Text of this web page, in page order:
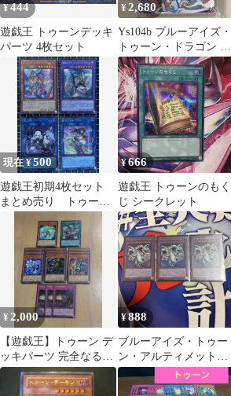
¥444
遊戯王 トゥーンデッキ
パーツ 4枚セット
¥2,680
Ys104b ブルーアイズ・
トゥーン・ドラゴン 60
枚 遊戯王 スリーブ
現在 ¥500
遊戯王初期4枚セット
まとめ売り トゥーン
ブラックマジシャンガ
ール リトルナイト
¥666
遊戯王 トゥーンのもく
じ シークレット
¥2,000
【遊戯王】トゥーン デ
ッキパーツ 完全なる世
界 ファニーダークラビ
ット他
¥888
ブルーアイズ・トゥー
ン・アルティメットド
ラゴン 3枚